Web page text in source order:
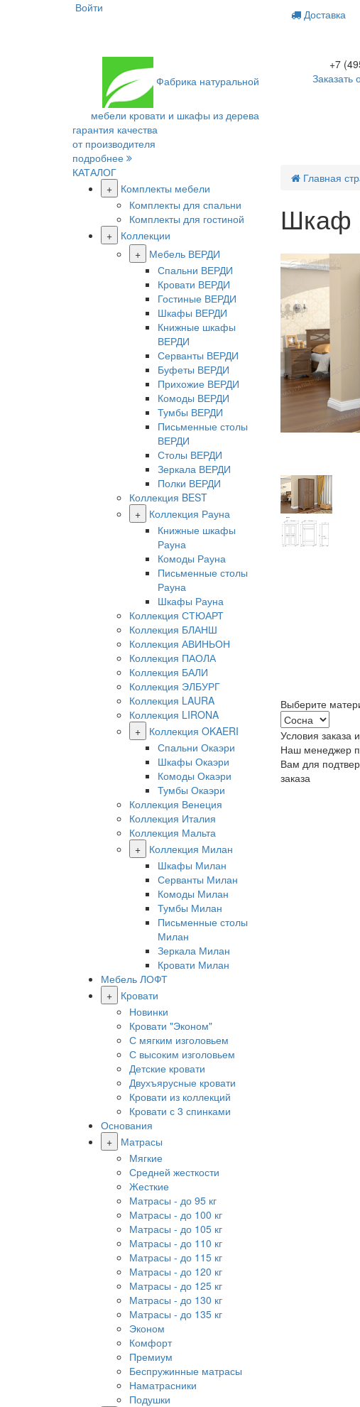
Войти Доставка
Фабрика натуральной
мебели кровати и шкафы из дерева
+7
Заказать
гарантия качества
от производителя
подробнее
КАТАЛОГ
+
Комплекты мебели
Комплекты для спальни
Комплекты для гостиной
+
Коллекции
+
Мебель ВЕРДИ
Спальни ВЕРДИ
Кровати ВЕРДИ
Гостиные ВЕРДИ
Шкафы ВЕРДИ
Книжные шкафы
ВЕРДИ
Серванты ВЕРДИ
Буфеты ВЕРДИ
Прихожие ВЕРДИ
Комоды ВЕРДИ
Тумбы ВЕРДИ
Письменные столы
ВЕРДИ
Столы ВЕРДИ
Зеркала ВЕРДИ
Полки ВЕРДИ
Коллекция BEST
+
Коллекция Рауна
Книжные шкафы
Рауна
Комоды Рауна
Письменные столы
Рауна
Шкафы Рауна
Коллекция СТЮАРТ
Коллекция БЛАНШ
Коллекция АВИНЬОН
Коллекция ПАОЛА
Коллекция БАЛИ
Коллекция ЭЛБУРГ
Коллекция LAURA
Коллекция LIRONA
+
Коллекция OKAERI
Спальни Окаэри
Шкафы Окаэри
Комоды Окаэри
Тумбы Окаэри
Коллекция Венеция
Коллекция Италия
Коллекция Мальта
+
Коллекция Милан
Шкафы Милан
Серванты Милан
Комоды Милан
Тумбы Милан
Письменные столы
Милан
Зеркала Милан
Кровати Милан
Мебель ЛОФТ
+
Кровати
Новинки
Кровати "Эконом"
С мягким изголовьем
С высоким изголовьем
Детские кровати
Двухъярусные кровати
Кровати из коллекций
Кровати с 3 спинками
Основания
+
Матрасы
Мягкие
Средней жесткости
Жесткие
Матрасы - до 95 кг
Матрасы - до 100 кг
Матрасы - до 105 кг
Матрасы - до 110 кг
Матрасы - до 115 кг
Матрасы - до 120 кг
Матрасы - до 125 кг
Матрасы - до 130 кг
Матрасы - до 135 кг
Эконом
Комфорт
Премиум
Беспружинные матрасы
Наматрасники
Подушки
Главная
Шкаф
Выберите
Условия заказа
Наш менеджер
Вам для
заказа